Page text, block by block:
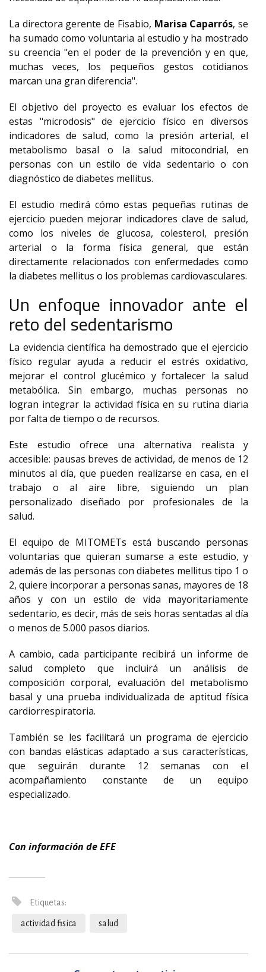
La directora gerente de Fisabio, Marisa Caparrós, se
ha sumado como voluntaria al estudio y ha mostrado
su creencia "en el poder de la prevención y en que,
muchas veces, los pequeños gestos cotidianos
marcan una gran diferencia".
El objetivo del proyecto es evaluar los efectos de
estas "microdosis" de ejercicio físico en diversos
indicadores de salud, como la presión arterial, el
metabolismo basal o la salud mitocondrial, en
personas con un estilo de vida sedentario o con
diagnóstico de diabetes mellitus.
El estudio medirá cómo estas pequeñas rutinas de
ejercicio pueden mejorar indicadores clave de salud,
como los niveles de glucosa, colesterol, presión
arterial o la forma física general, que están
directamente relacionados con enfermedades como
la diabetes mellitus o los problemas cardiovasculares.
Un enfoque innovador ante el
reto del sedentarismo
La evidencia científica ha demostrado que el ejercicio
físico regular ayuda a reducir el estrés oxidativo,
mejorar el control glucémico y fortalecer la salud
metabólica. Sin embargo, muchas personas no
logran integrar la actividad física en su rutina diaria
por falta de tiempo o de recursos.
Este estudio ofrece una alternativa realista y
accesible: pausas breves de actividad, de menos de 12
minutos al día, que pueden realizarse en casa, en el
trabajo o al aire libre, siguiendo un plan
personalizado diseñado por profesionales de la
salud.
El equipo de MITOMETs está buscando personas
voluntarias que quieran sumarse a este estudio, y
además de las personas con diabetes mellitus tipo 1 o
2, quiere incorporar a personas sanas, mayores de 18
años y con un estilo de vida mayoritariamente
sedentario, es decir, más de seis horas sentadas al día
o menos de 5.000 pasos diarios.
A cambio, cada participante recibirá un informe de
salud completo que incluirá un análisis de
composición corporal, evaluación del metabolismo
basal y una prueba individualizada de aptitud física
cardiorrespiratoria.
También se les facilitará un programa de ejercicio
con bandas elásticas adaptado a sus características,
que seguirán durante 12 semanas con el
acompañamiento constante de un equipo
especializado.
Con información de EFE
Etiquetas:
actividad fisica salud